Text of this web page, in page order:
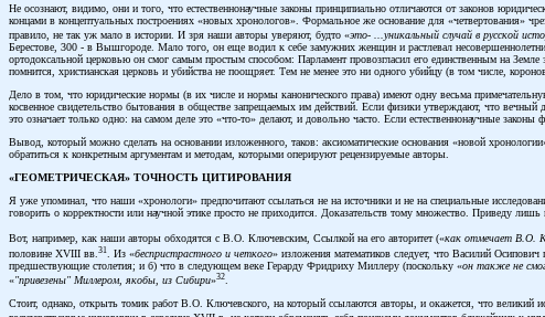
Не осознают, видимо, они и того, что естественнонаучные законы принципиально отличаются от законов
концами в концептуальных построениях «новых хронологов». Формальное же основание для «четвертования»
правило, не так уж мало в истории. И зря наши авторы уверяют, будто «это- ...уникальный случай в русской
Берестове, 300 - в Вышгороде. Мало того, он еще водил к себе замужних женщин и растлевал
ортодоксальной церковью он смог самым простым способом: Парламент провозгласил его единственным на
помнится, христианская церковь и убийства не поощряет. Тем не менее это ни одного убийцу (в том числе,
Дело в том, что юридические нормы (в их числе и нормы канонического права) имеют одну весьма
косвенное свидетельство бытования в обществе запрещаемых им действий. Если физики утверждают, что вечный
это означает только одно: на самом деле это «что-то» делают, и довольно часто. Если естественнонаучные
Вывод, который можно сделать на основании изложенного, таков: аксиоматические основания «новой
обратиться к конкретным аргументам и методам, которыми оперируют рецензируемые авторы.
«ГЕОМЕТРИЧЕСКАЯ» ТОЧНОСТЬ ЦИТИРОВАНИЯ
Я уже упоминал, что наши «хронологи» предпочитают ссылаться не на источники и не на специальные
говорить о корректности или научной этике просто не приходится. Доказательств тому множество. Приведу лишь
Вот, например, как наши авторы обходятся с В.О. Ключевским, Ссылкой на его авторитет («как отмечает В.О.
половине XVIII вв. 31 . Из «беспристрастного и четкого» изложения математиков следует, что Василий
предшествующие столетия; и б) что в следующем веке Герарду Фридриху Миллеру (поскольку «он также не
«"привезены" Миллером, якобы, из Сибири»32
Стоит, однако, открыть томик работ В.О. Ключевского, на который ссылаются авторы, и окажется, что